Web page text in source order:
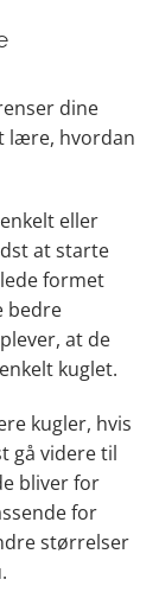
dine
lære, hvordan
eller
at starte
formet
bedre
at de
kuglet.
kugler, hvis
gå videre til
bliver for
for
størrelser